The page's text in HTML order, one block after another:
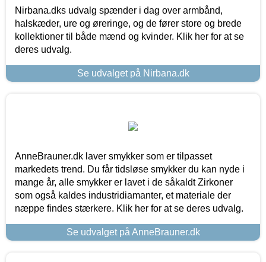
Nirbana.dks udvalg spænder i dag over armbånd,
halskæder, ure og øreringe, og de fører store og brede
kollektioner til både mænd og kvinder. Klik her for at se
deres udvalg.
Se udvalget på Nirbana.dk
AnneBrauner.dk laver smykker som er tilpasset
markedets trend. Du får tidsløse smykker du kan nyde i
mange år, alle smykker er lavet i de såkaldt Zirkoner
som også kaldes industridiamanter, et materiale der
næppe findes stærkere. Klik her for at se deres udvalg.
Se udvalget på AnneBrauner.dk